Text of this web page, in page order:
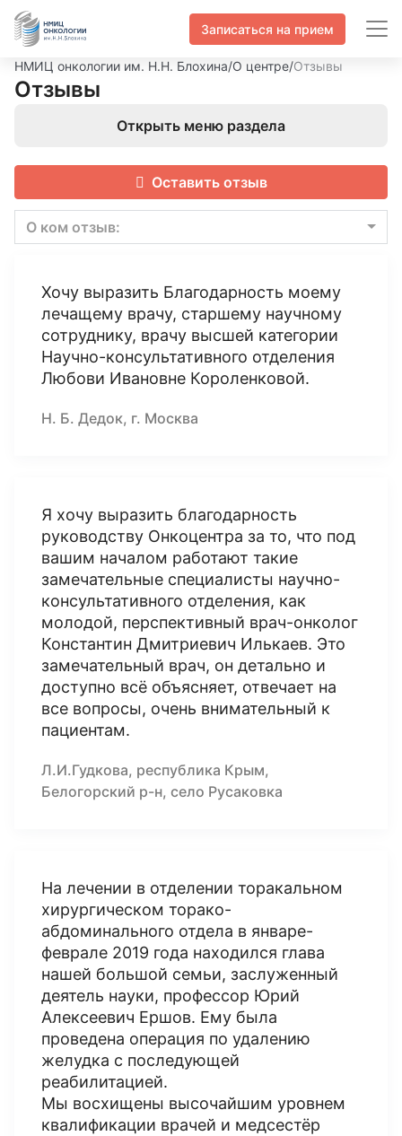
Записаться на прием
НМИЦ онкологии им. Н.Н. Блохина/О центре/Отзывы
Отзывы
Открыть меню раздела
Оставить отзыв
О ком отзыв:
Хочу выразить Благодарность моему
лечащему врачу, старшему научному
сотруднику, врачу высшей категории
Научно-консультативного отделения
Любови Ивановне Короленковой.
Н. Б. Дедок, г. Москва
Я хочу выразить благодарность
руководству Онкоцентра за то, что под
вашим началом работают такие
замечательные специалисты научно-
консультативного отделения, как
молодой, перспективный врач-онколог
Константин Дмитриевич Илькаев. Это
замечательный врач, он детально и
доступно всё объясняет, отвечает на
все вопросы, очень внимательный к
пациентам.
Л.И.Гудкова, республика Крым,
Белогорский р-н, село Русаковка
На лечении в отделении торакальном
хирургическом торако-
абдоминального отдела в январе-
феврале 2019 года находился глава
нашей большой семьи, заслуженный
деятель науки, профессор Юрий
Алексеевич Ершов. Ему была
проведена операция по удалению
желудка с последующей
реабилитацией.
Мы восхищены высочайшим уровнем
квалификации врачей и медсестёр